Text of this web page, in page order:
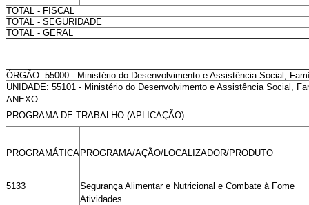
TOTAL - FISCAL
TOTAL - SEGURIDADE
TOTAL - GERAL
ÓRGÃO: 55000 - Ministério do Desenvolvimento e Assistência Social,
UNIDADE: 55101 - Ministério do Desenvolvimento e Assistência Social,
ANEXO
PROGRAMA DE TRABALHO (APLICAÇÃO)
PROGRAMÁTICA PROGRAMA/AÇÃO/LOCALIZADOR/PRODUTO
5133
Segurança Alimentar e Nutricional e Combate à Fome
Atividades